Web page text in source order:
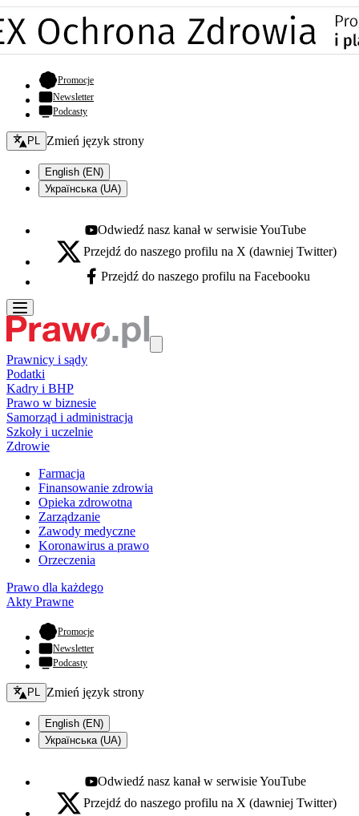
Promocje- otwiera się w nowej karcie
Newsletter
Podcasty
Zmień język - bieżący:
PL Zmień język strony
English (EN)
Українська (UA)
Youtube - otwiera się w nowej karcie
Odwiedź nasz kanał w serwisie YouTube
X - otwiera się w nowej karcie
Przejdź do naszego profilu na X (dawniej Twitter)
Facebook - otwiera się w nowej karcie
Przejdź do naszego profilu na Facebooku
Prawnicy i sądy
Podatki
Kadry i BHP
Prawo w biznesie
Samorząd i administracja
Szkoły i uczelnie
Zdrowie
Farmacja
Finansowanie zdrowia
Opieka zdrowotna
Zarządzanie
Zawody medyczne
Koronawirus a prawo
Orzeczenia
Prawo dla każdego
Akty Prawne
Promocje- otwiera się w nowej karcie
Newsletter
Podcasty
Zmień język - bieżący:
PL Zmień język strony
English (EN)
Українська (UA)
Youtube - otwiera się w nowej karcie
Odwiedź nasz kanał w serwisie YouTube
X - otwiera się w nowej karcie
Przejdź do naszego profilu na X (dawniej Twitter)